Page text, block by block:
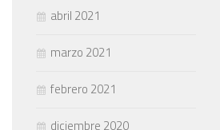
abril 2021
marzo 2021
febrero 2021
diciembre 2020